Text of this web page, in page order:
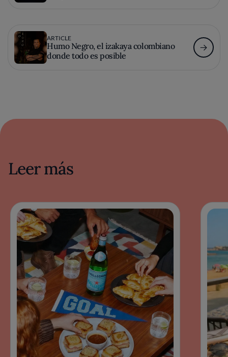
ARTICLE
Humo Negro, el izakaya colombiano
donde todo es posible
Leer más